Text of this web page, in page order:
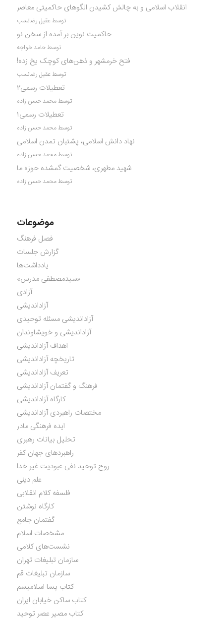
انقلاب اسلامی و به چالش کشیدن الگوهای حاکمیتی معاصر
توسط عقیل رضانسب
حاکمیت نوین بر آمده از سخن نو
توسط حامد خواجه
فتح خرمشهر و ذهن‌های کوچک یخ زده!
توسط عقیل رضانسب
تعطیلات رسمی۲
توسط محمد حسن زاده
تعطیلات رسمی۱
توسط محمد حسن زاده
نهاد دانش اسلامی، پشتبان تمدن اسلامی
توسط محمد حسن زاده
شهید مطهری، شخصیت گمشده حوزه ما
توسط محمد حسن زاده
موضوعات
فصل فرهنگ
گزارش جلسات
یادداشت‌ها
«سیدمصطفی مدرس»
آزادی
آزاداندیشی
آزاداندیشی مسئله توحیدی
آزاداندیشی و خویشاوندان
اهداف آزاداندیشی
تاریخچه آزاداندیشی
تعریف آزاداندیشی
فرهنگ و گفتمان آزاداندیشی
کارگاه آزاداندیشی
مختصات راهبردی آزاداندیشی
ایده فرهنگی مادر
تحلیل بیانات رهبری
راهبردهای جهان کفر
روح توحید نفی عبودیت غیر خدا
علم دینی
فلسفه کلام انقلابی
کارگاه نوشتن
گفتمان جامع
مشخصات اسلام
نشست‌های کلامی
سازمان تبلیغات تهران
سازمان تبلیغات قم
کتاب پسا اسلامیسم
کتاب ساکن خیابان ایران
کتاب مصیر عصر توحید